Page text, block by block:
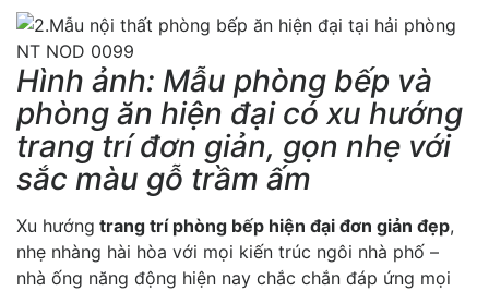
Hình ảnh: Mẫu phòng bếp và
phòng ăn hiện đại có xu hướng
trang trí đơn giản, gọn nhẹ với
sắc màu gỗ trầm ấm
Xu hướng trang trí phòng bếp hiện đại đơn giản đẹp,
nhẹ nhàng hài hòa với mọi kiến trúc ngôi nhà phố –
nhà ống năng động hiện nay chắc chắn đáp ứng mọi